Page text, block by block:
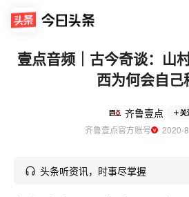
壹点音频｜古今奇谈：山
西为何会自己
齐鲁壹点 关
齐鲁壹点官方账号
头条听资讯，时事尽掌握